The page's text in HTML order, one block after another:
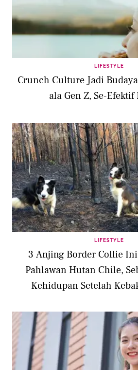
LIFESTYLE
Crunch Culture Jadi
ala Gen Z, Se-
LIFESTYLE
3 Anjing Border Collie
Pahlawan Hutan Chile,
Kehidupan Setelah